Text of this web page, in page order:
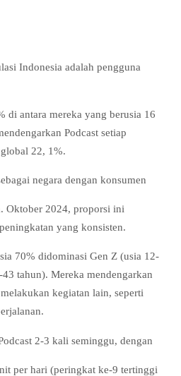
Indonesia adalah pengguna
di antara mereka yang berusia 16
Podcast setiap
22, 1%.
negara dengan konsumen
Oktober 2024, proporsi ini
yang konsisten.
70% didominasi Gen Z (usia 12-
tahun). Mereka mendengarkan
kegiatan lain, seperti
2-3 kali seminggu, dengan
per hari (peringkat ke-9 tertinggi